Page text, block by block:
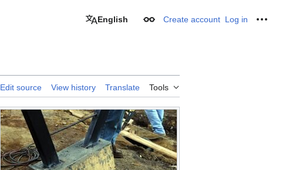
English Appearance
Create account Log in
Edit source View history Translate Tools